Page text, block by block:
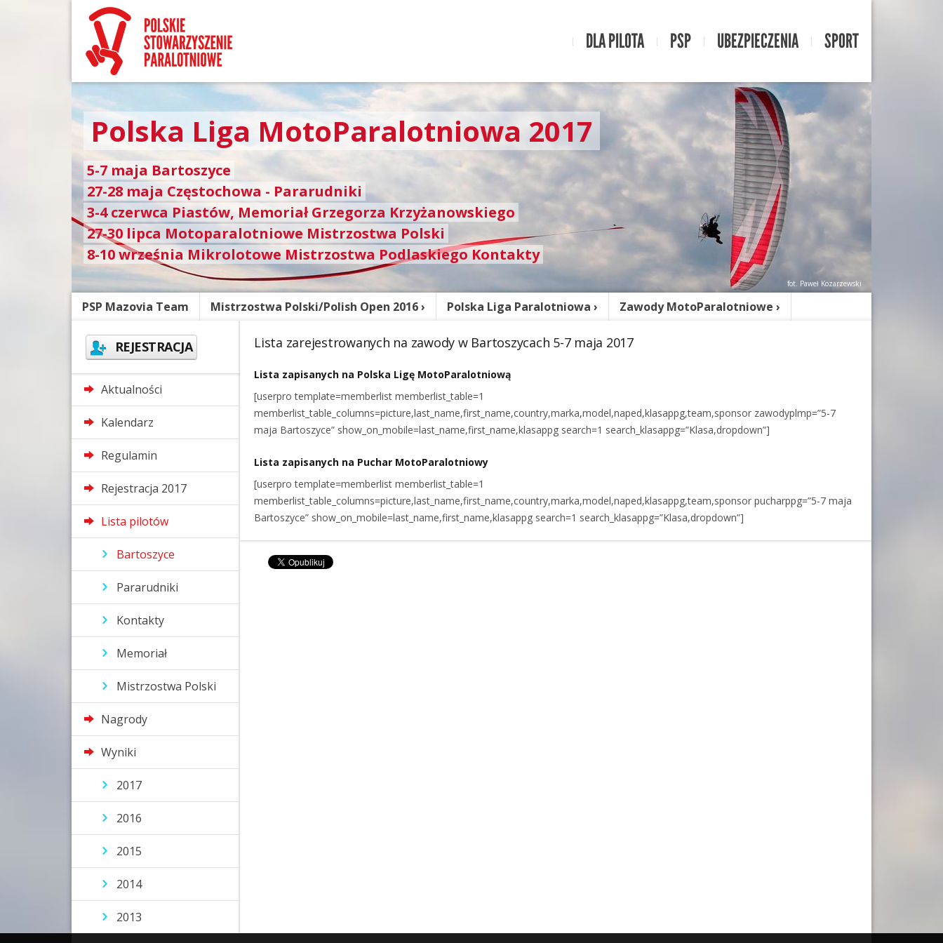
DLA PILOTA PSP UBEZPIECZENIA SPORT
Polska Liga MotoParalotniowa 2017
5-7 maja Bartoszyce
27-28 maja Częstochowa - Pararudniki
3-4 czerwca Piastów, Memoriał Grzegorza Krzyżanowskiego
27-30 lipca Motoparalotniowe Mistrzostwa Polski
8-10 września Mikrolotowe Mistrzostwa Podlaskiego Kontakty
fot. Paweł Kozarzewski
PSP Mazovia Team Mistrzostwa Polski/Polish Open 2016 Polska Liga Paralotniowa Zawody MotoParalotniowe
Lista zarejestrowanych na zawody w Bartoszycach 5-7 maja 2017
Lista zapisanych na Polska Ligę MotoParalotniową
[userpro template=memberlist memberlist_table=1
memberlist_table_columns=picture,last_name,first_name,country,marka,model,naped,klasappg,team,sponsor zawodyplmp=”5-7
maja Bartoszyce” show_on_mobile=last_name,first_name,klasappg search=1 search_klasappg=”Klasa,dropdown”]
Lista zapisanych na Puchar MotoParalotniowy
[userpro template=memberlist memberlist_table=1
memberlist_table_columns=picture,last_name,first_name,country,marka,model,naped,klasappg,team,sponsor pucharppg=”5-7 maja
Bartoszyce” show_on_mobile=last_name,first_name,klasappg search=1 search_klasappg=”Klasa,dropdown”]
REJESTRACJA
Aktualności
Kalendarz
Regulamin
Rejestracja 2017
Lista pilotów
Bartoszyce
Pararudniki
Kontakty
Memoriał
Mistrzostwa Polski
Nagrody
Wyniki
2017
2016
2015
2014
2013